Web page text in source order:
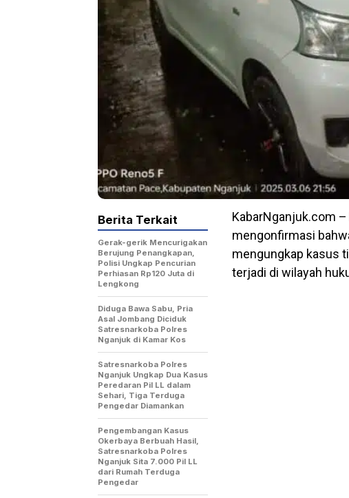
KabarNganjuk.com –
mengonfirmasi
mengungkap kasus
terjadi di wilayah
Berita Terkait
Gerak-gerik Mencurigakan
Berujung Penangkapan,
Polisi Ungkap Pencurian
Perhiasan Rp120 Juta di
Lengkong
Diduga Bawa Sabu, Pria
Asal Jombang Diciduk
Satresnarkoba Polres
Nganjuk di Kamar Kos
Satresnarkoba Polres
Nganjuk Ungkap Dua Kasus
Peredaran Pil LL dalam
Sehari, Tiga Terduga
Pengedar Diamankan
Pengembangan Kasus
Okerbaya Berbuah Hasil,
Satresnarkoba Polres
Nganjuk Sita 7.000 Pil LL
dari Rumah Terduga
Pengedar